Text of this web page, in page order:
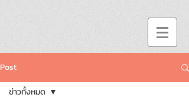
Post
ข่าวทั้งหมด